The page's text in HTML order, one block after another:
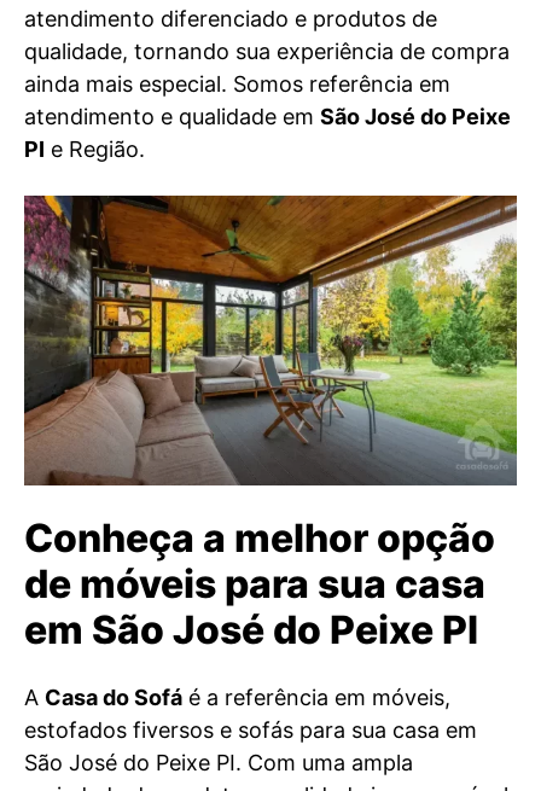
atendimento diferenciado e produtos de
qualidade, tornando sua experiência de compra
ainda mais especial. Somos referência em
atendimento e qualidade em São José do Peixe
PI e Região.
Conheça a melhor opção
de móveis para sua casa
em São José do Peixe PI
A Casa do Sofá é a referência em móveis,
estofados fiversos e sofás para sua casa em
São José do Peixe PI. Com uma ampla